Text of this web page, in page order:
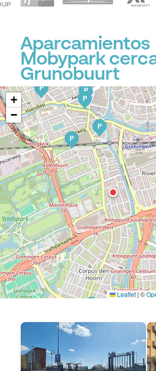
Aparcamientos
Mobypark
Grunobuurt
P
P
P
P
P
+
−
Leaflet |©